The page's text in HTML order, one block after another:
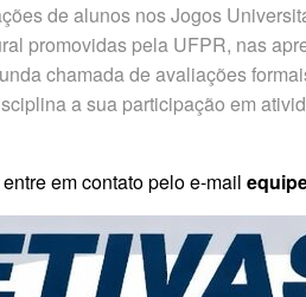
de alunos nos Jogos
promovidas pela UFPR, nas
chamada de avaliações
a sua participação em
em contato pelo e-mail